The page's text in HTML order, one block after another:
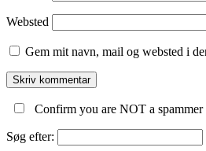
Websted
Gem mit navn, mail og websted i
Confirm you are NOT a spammer
Søg efter: